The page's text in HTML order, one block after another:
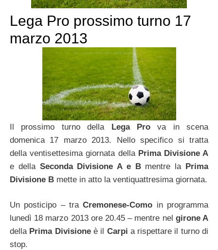
Lega Pro prossimo turno 17
marzo 2013
Il prossimo turno della Lega Prova in scena
domenica 17 marzo 2013. Nello specifico si tratta
della ventisettesima giornata della Prima Divisione A
e della Seconda Divisione A e Bmentre la Prima
Divisione B mette in atto la ventiquattresima giornata.
Un posticipo – traCremonese-Como in programma
lunedì 18 marzo 2013 ore 20.45 – mentre nel girone A
dellaPrima Divisioneè il Carpi a rispettare il turno di
stop.